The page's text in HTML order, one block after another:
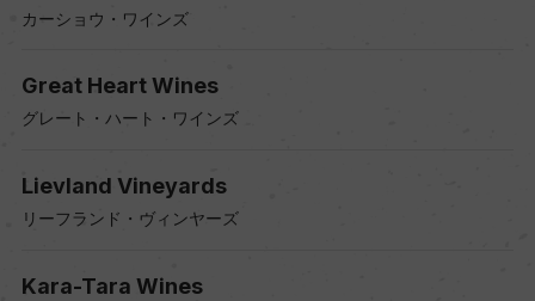
カーショウ・ワインズ
Great Heart Wines
グレート・ハート・ワインズ
Lievland Vineyards
リーフランド・ヴィンヤーズ
Kara-Tara Wines